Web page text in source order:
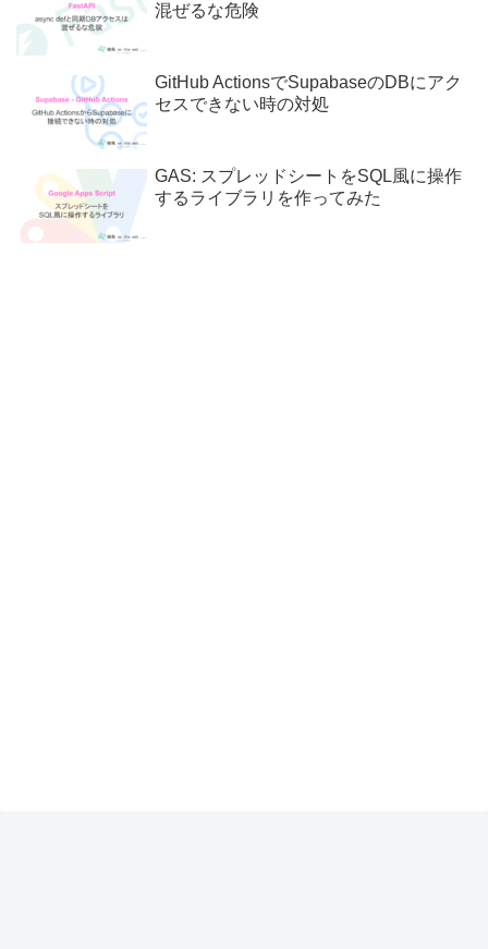
混ぜるな危険
GitHub ActionsでSupabaseのDBにアク
セスできない時の対処
GAS: スプレッドシートをSQL風に操作
するライブラリを作ってみた